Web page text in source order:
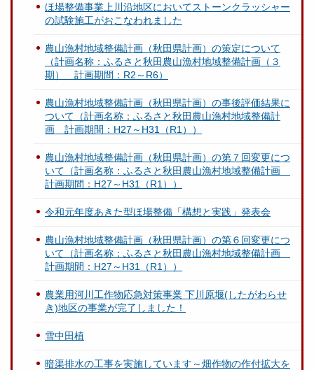
ほ場整備事業上川沿地区においてストーンクラッシャー
の試験施工がおこなわれました
農山漁村地域整備計画（秋田県計画）の策定について
（計画名称：ふるさと秋田農山漁村地域整備計画（３
期） 計画期間：R2～R6）
農山漁村地域整備計画（秋田県計画）の事後評価結果に
ついて（計画名称：ふるさと秋田農山漁村地域整備計
画 計画期間：H27～H31（R1））
農山漁村地域整備計画（秋田県計画）の第７回変更につ
いて（計画名称：ふるさと秋田農山漁村地域整備計画
計画期間：H27～H31（R1））
令和元年度あきた型ほ場整備「構想と実践」発表会
農山漁村地域整備計画（秋田県計画）の第６回変更につ
いて（計画名称：ふるさと秋田農山漁村地域整備計画
計画期間：H27～H31（R1））
農業用河川工作物応急対策事業 下川原堰(したがわらせ
き)地区の事業が完了しました！
雪中田植
暗渠排水の工事を実施しています～畑作物の作付拡大を